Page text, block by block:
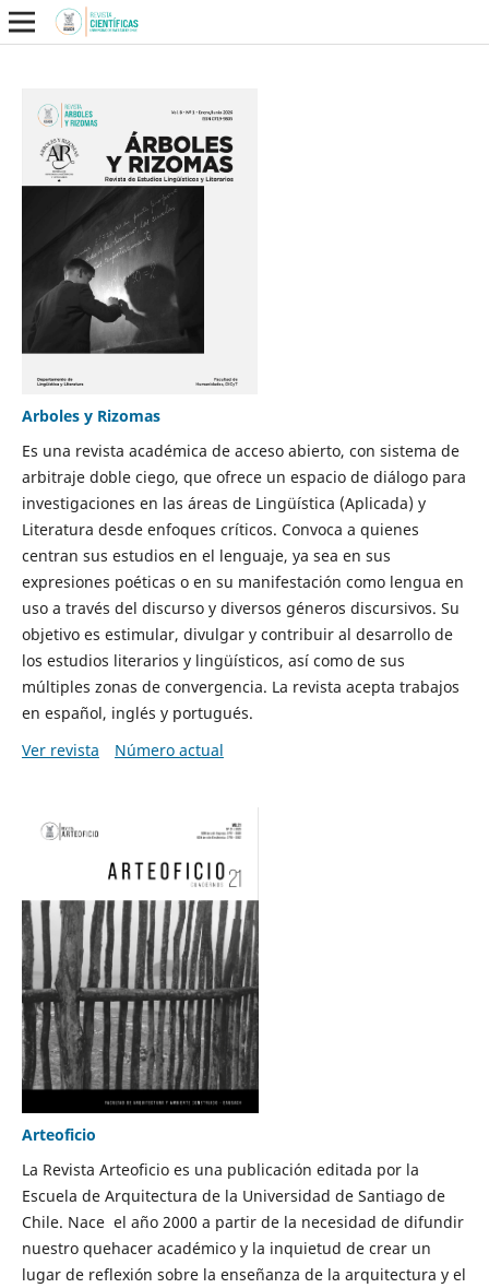
Arboles y Rizomas
Es una revista académica de acceso abierto, con sistema de
arbitraje doble ciego, que ofrece un espacio de diálogo para
investigaciones en las áreas de Lingüística (Aplicada) y
Literatura desde enfoques críticos. Convoca a quienes
centran sus estudios en el lenguaje, ya sea en sus
expresiones poéticas o en su manifestación como lengua en
uso a través del discurso y diversos géneros discursivos. Su
objetivo es estimular, divulgar y contribuir al desarrollo de
los estudios literarios y lingüísticos, así como de sus
múltiples zonas de convergencia. La revista acepta trabajos
en español, inglés y portugués.
Ver revista
Número actual
Arteoficio
La Revista Arteoficio es una publicación editada por la
Escuela de Arquitectura de la Universidad de Santiago de
Chile. Nace el año 2000 a partir de la necesidad de difundir
nuestro quehacer académico y la inquietud de crear un
lugar de reflexión sobre la enseñanza de la arquitectura y el